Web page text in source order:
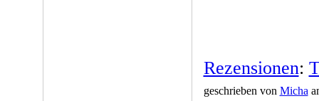
Rezensionen:
geschrieben von Micha